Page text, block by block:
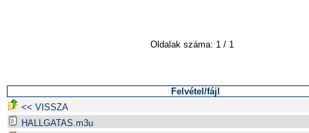
Oldalak száma: 1 / 1
Felvétel/fájl
<< VISSZA
HALLGATAS.m3u